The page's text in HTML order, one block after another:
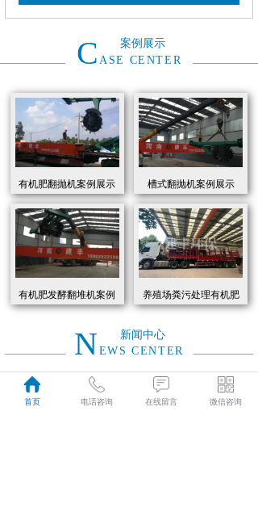
案例展示
C ASE CENTER
有机肥翻抛机案例展示 槽式翻抛机案例展示
有机肥发酵翻堆机案例
展示
养殖场粪污处理有机肥
发酵罐 履带式有机肥翻
新闻中心
N EWS CENTER
2026
首页 电话咨询 在线留言 微信咨询